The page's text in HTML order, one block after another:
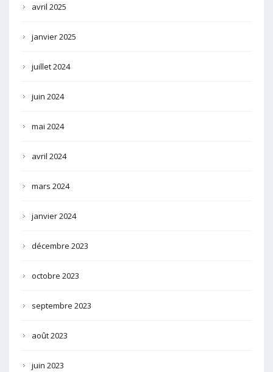
avril 2025
janvier 2025
juillet 2024
juin 2024
mai 2024
avril 2024
mars 2024
janvier 2024
décembre 2023
octobre 2023
septembre 2023
août 2023
juin 2023